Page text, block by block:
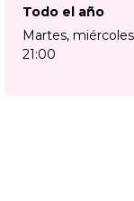
Todo el año
Martes,
21:00